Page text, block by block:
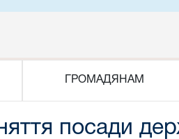
ГРОМАДЯНАМ
посади